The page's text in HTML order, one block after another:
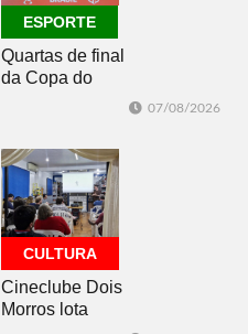
ESPORTE
Quartas de final
da Copa do
Brasil 2026: veja
do sorteio
07/08/2026
CULTURA
Cineclube Dois
Morros lota